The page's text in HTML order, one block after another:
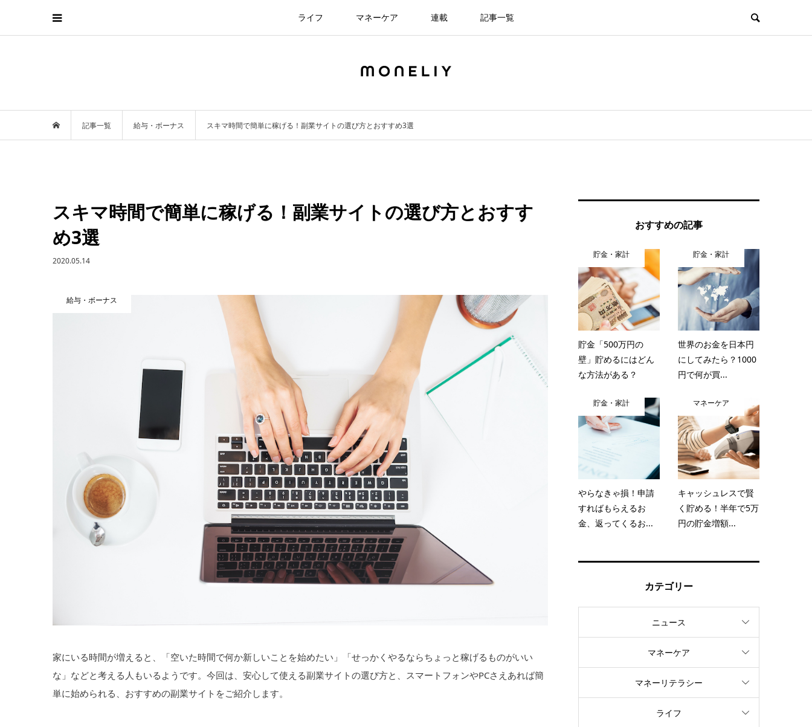
ライフ マネーケア 連載 記事一覧
記事一覧 給与・ボーナス スキマ時間で簡単に稼げる！副業サイトの選び方とおすすめ3選
スキマ時間で簡単に稼げる！副業サイトの選び方とおすす
め3選
2020.05.14
給与・ボーナス
家にいる時間が増えると、「空いた時間で何か新しいことを始めたい」「せっかくやるならちょっと稼げるものがいい
な」などと考える人もいるようです。今回は、安心して使える副業サイトの選び方と、スマートフォンやPCさえあれば簡
単に始められる、おすすめの副業サイトをご紹介します。
おすすめの記事
貯金・家計
貯金「500万円の
壁」貯めるにはどん
な方法がある？
貯金・家計
世界のお金を日本円
にしてみたら？1000
円で何が買...
貯金・家計
やらなきゃ損！申請
すればもらえるお
金、返ってくるお...
マネーケア
キャッシュレスで賢
く貯める！半年で5万
円の貯金増額...
カテゴリー
ニュース
マネーケア
マネーリテラシー
ライフ